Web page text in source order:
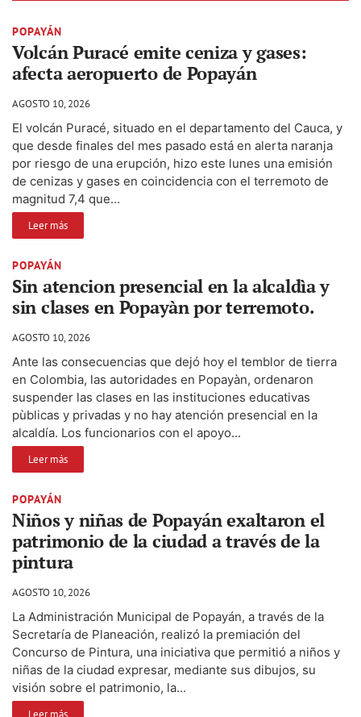
POPAYÁN
Volcán Puracé emite ceniza y gases:
afecta aeropuerto de Popayán
AGOSTO 10, 2026
El volcán Puracé, situado en el departamento del Cauca, y
que desde finales del mes pasado está en alerta naranja
por riesgo de una erupción, hizo este lunes una emisión
de cenizas y gases en coincidencia con el terremoto de
magnitud 7,4 que...
Leer más
POPAYÁN
Sin atencion presencial en la alcaldìa y
sin clases en Popayàn por terremoto.
AGOSTO 10, 2026
Ante las consecuencias que dejó hoy el temblor de tierra
en Colombia, las autoridades en Popayàn, ordenaron
suspender las clases en las instituciones educativas
pùblicas y privadas y no hay atención presencial en la
alcaldía. Los funcionarios con el apoyo...
Leer más
POPAYÁN
Niños y niñas de Popayán exaltaron el
patrimonio de la ciudad a través de la
pintura
AGOSTO 10, 2026
La Administración Municipal de Popayán, a través de la
Secretaría de Planeación, realizó la premiación del
Concurso de Pintura, una iniciativa que permitió a niños y
niñas de la ciudad expresar, mediante sus dibujos, su
visión sobre el patrimonio, la...
Leer más